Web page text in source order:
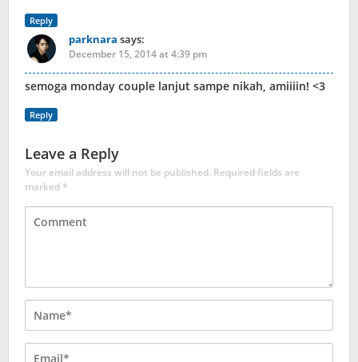
Reply
parknara says:
December 15, 2014 at 4:39 pm
semoga monday couple lanjut sampe nikah, amiiiin! <3
Reply
Leave a Reply
Your email address will not be published. Required fields are
marked*